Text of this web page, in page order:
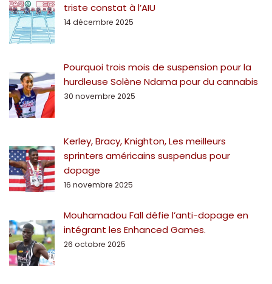
triste constat à l’AIU
14 décembre 2025
Pourquoi trois mois de suspension pour la
hurdleuse Solène Ndama pour du cannabis
30 novembre 2025
Kerley, Bracy, Knighton, Les meilleurs
sprinters américains suspendus pour
dopage
16 novembre 2025
Mouhamadou Fall défie l’anti-dopage en
intégrant les Enhanced Games.
26 octobre 2025